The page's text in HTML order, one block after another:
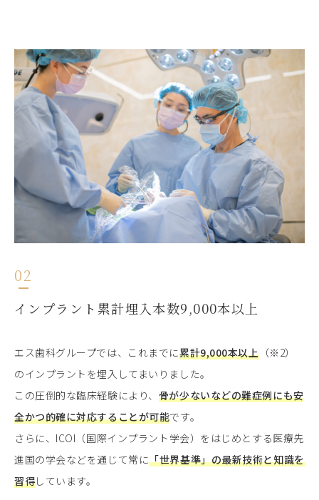
02
インプラント累計埋入本数9,000本以上
エス歯科グループでは、これまでに累計9,000本以上（※2）
のインプラントを埋入してまいりました。
この圧倒的な臨床経験により、 骨が少ないなどの難症例にも安
全かつ的確に対応することが可能です。
さらに、ICOI（国際インプラント学会）をはじめとする医療先
進国の学会などを通じて常に「世界基準」の最新技術と知識を
習得しています。